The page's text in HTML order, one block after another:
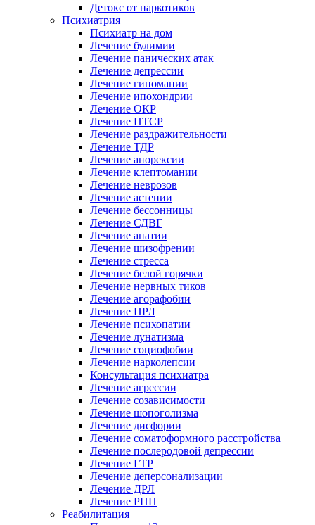
Детокс от наркотиков
Психиатрия
Психиатр на дом
Лечение булимии
Лечение панических атак
Лечение депрессии
Лечение гипомании
Лечение ипохондрии
Лечение ОКР
Лечение ПТСР
Лечение раздражительности
Лечение ТДР
Лечение анорексии
Лечение клептомании
Лечение неврозов
Лечение астении
Лечение бессонницы
Лечение СДВГ
Лечение апатии
Лечение шизофрении
Лечение стресса
Лечение белой горячки
Лечение нервных тиков
Лечение агорафобии
Лечение ПРЛ
Лечение психопатии
Лечение лунатизма
Лечение социофобии
Лечение нарколепсии
Консультация психиатра
Лечение агрессии
Лечение созависимости
Лечение шопоголизма
Лечение дисфории
Лечение соматоформного расстройства
Лечение послеродовой депрессии
Лечение ГТР
Лечение деперсонализации
Лечение ДРЛ
Лечение РПП
Реабилитация